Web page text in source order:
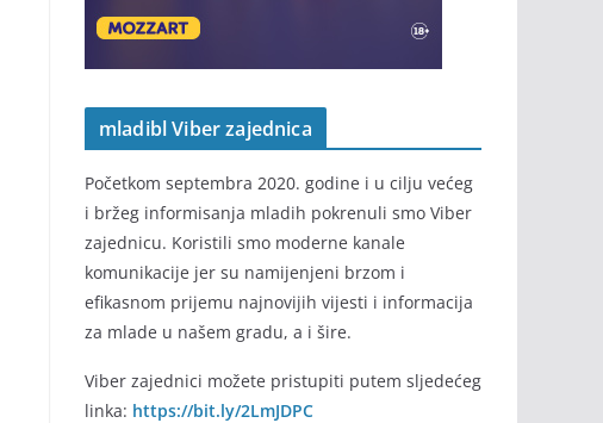
mladibl Viber zajednica
Početkom septembra 2020. godine i u cilju većeg
i bržeg informisanja mladih pokrenuli smo Viber
zajednicu. Koristili smo moderne kanale
komunikacije jer su namijenjeni brzom i
efikasnom prijemu najnovijih vijesti i informacija
za mlade u našem gradu, a i šire.
Viber zajednici možete pristupiti putem sljedećeg
linka: https://bit.ly/2LmJDPC